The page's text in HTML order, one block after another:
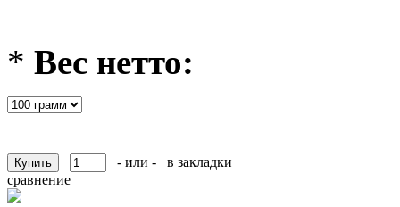
* Вес нетто:
- или -
в закладки
сравнение